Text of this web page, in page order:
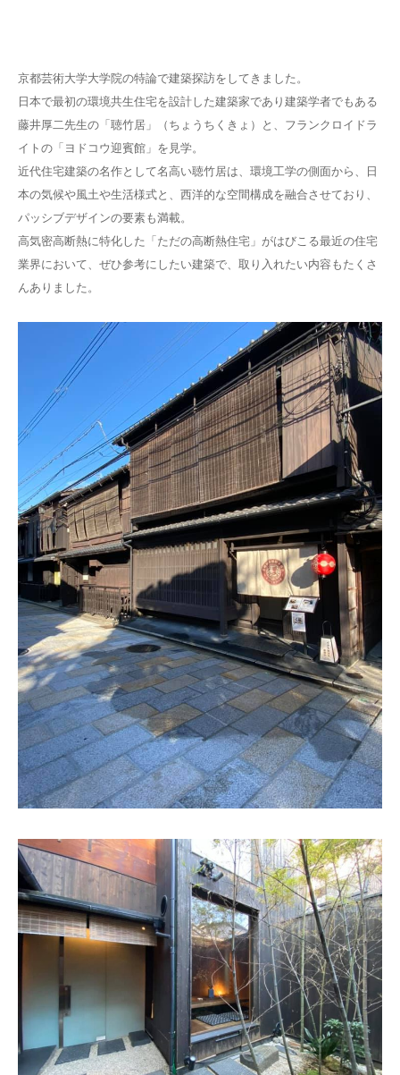
京都芸術大学大学院の特論で建築探訪をしてきました。
日本で最初の環境共生住宅を設計した建築家であり建築学者でもある
藤井厚二先生の「聴竹居」（ちょうちくきょ）と、フランクロイドラ
イトの「ヨドコウ迎賓館」を見学。
近代住宅建築の名作として名高い聴竹居は、環境工学の側面から、日
本の気候や風土や生活様式と、西洋的な空間構成を融合させており、
パッシブデザインの要素も満載。
高気密高断熱に特化した「ただの高断熱住宅」がはびこる最近の住宅
業界において、ぜひ参考にしたい建築で、取り入れたい内容もたくさ
んありました。